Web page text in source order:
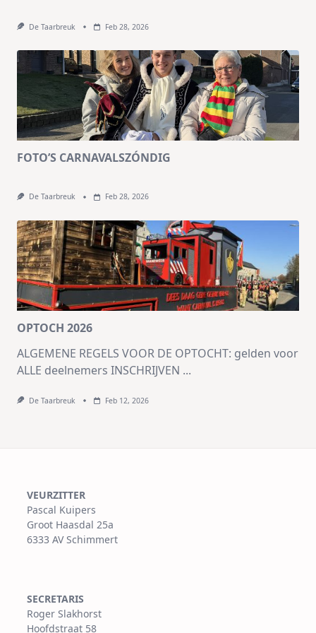
De Taarbreuk Feb 28, 2026
FOTO’S CARNAVALSZÓNDIG
De Taarbreuk Feb 28, 2026
OPTOCH 2026
ALGEMENE REGELS VOOR DE OPTOCHT: gelden voor
ALLE deelnemers INSCHRIJVEN ...
De Taarbreuk Feb 12, 2026
VEURZITTER
Pascal Kuipers
Groot Haasdal 25a
6333 AV Schimmert
SECRETARIS
Roger Slakhorst
Hoofdstraat 58